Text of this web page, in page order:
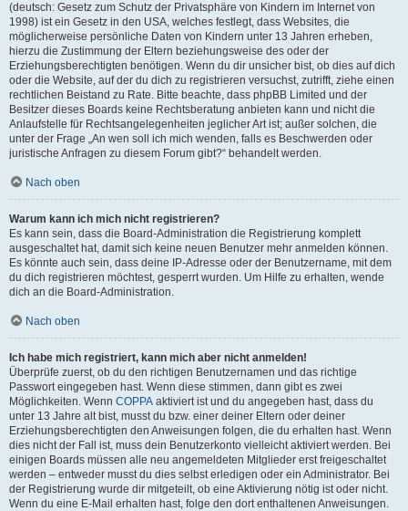
(deutsch: Gesetz zum Schutz der Privatsphäre von Kindern im Internet von
1998) ist ein Gesetz in den USA, welches festlegt, dass Websites, die
möglicherweise persönliche Daten von Kindern unter 13 Jahren erheben,
hierzu die Zustimmung der Eltern beziehungsweise des oder der
Erziehungsberechtigten benötigen. Wenn du dir unsicher bist, ob dies auf dich
oder die Website, auf der du dich zu registrieren versuchst, zutrifft, ziehe einen
rechtlichen Beistand zu Rate. Bitte beachte, dass phpBB Limited und der
Besitzer dieses Boards keine Rechtsberatung anbieten kann und nicht die
Anlaufstelle für Rechtsangelegenheiten jeglicher Art ist; außer solchen, die
unter der Frage „An wen soll ich mich wenden, falls es Beschwerden oder
juristische Anfragen zu diesem Forum gibt?“ behandelt werden.
Nach oben
Warum kann ich mich nicht registrieren?
Es kann sein, dass die Board-Administration die Registrierung komplett
ausgeschaltet hat, damit sich keine neuen Benutzer mehr anmelden können.
Es könnte auch sein, dass deine IP-Adresse oder der Benutzername, mit dem
du dich registrieren möchtest, gesperrt wurden. Um Hilfe zu erhalten, wende
dich an die Board-Administration.
Nach oben
Ich habe mich registriert, kann mich aber nicht anmelden!
Überprüfe zuerst, ob du den richtigen Benutzernamen und das richtige
Passwort eingegeben hast. Wenn diese stimmen, dann gibt es zwei
Möglichkeiten. Wenn COPPA aktiviert ist und du angegeben hast, dass du
unter 13 Jahre alt bist, musst du bzw. einer deiner Eltern oder deiner
Erziehungsberechtigten den Anweisungen folgen, die du erhalten hast. Wenn
dies nicht der Fall ist, muss dein Benutzerkonto vielleicht aktiviert werden. Bei
einigen Boards müssen alle neu angemeldeten Mitglieder erst freigeschaltet
werden – entweder musst du dies selbst erledigen oder ein Administrator. Bei
der Registrierung wurde dir mitgeteilt, ob eine Aktivierung nötig ist oder nicht.
Wenn du eine E-Mail erhalten hast, folge den dort enthaltenen Anweisungen.